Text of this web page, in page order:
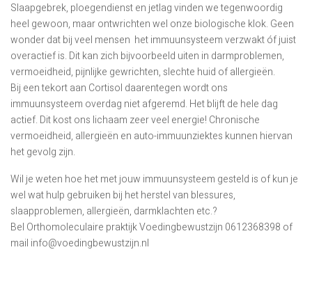
Slaapgebrek, ploegendienst en jetlag vinden we tegenwoordig
heel gewoon, maar ontwrichten wel onze biologische klok. Geen
wonder dat bij veel mensen het immuunsysteem verzwakt óf juist
overactief is. Dit kan zich bijvoorbeeld uiten in darmproblemen,
vermoeidheid, pijnlijke gewrichten, slechte huid of allergieën.
Bij een tekort aan Cortisol daarentegen wordt ons
immuunsysteem overdag niet afgeremd. Het blijft de hele dag
actief. Dit kost ons lichaam zeer veel energie! Chronische
vermoeidheid, allergieën en auto-immuunziektes kunnen hiervan
het gevolg zijn.
Wil je weten hoe het met jouw immuunsysteem gesteld is of kun je
wel wat hulp gebruiken bij het herstel van blessures,
slaapproblemen, allergieën, darmklachten etc.?
Bel Orthomoleculaire praktijk Voedingbewustzijn 0612368398 of
mail info@voedingbewustzijn.nl